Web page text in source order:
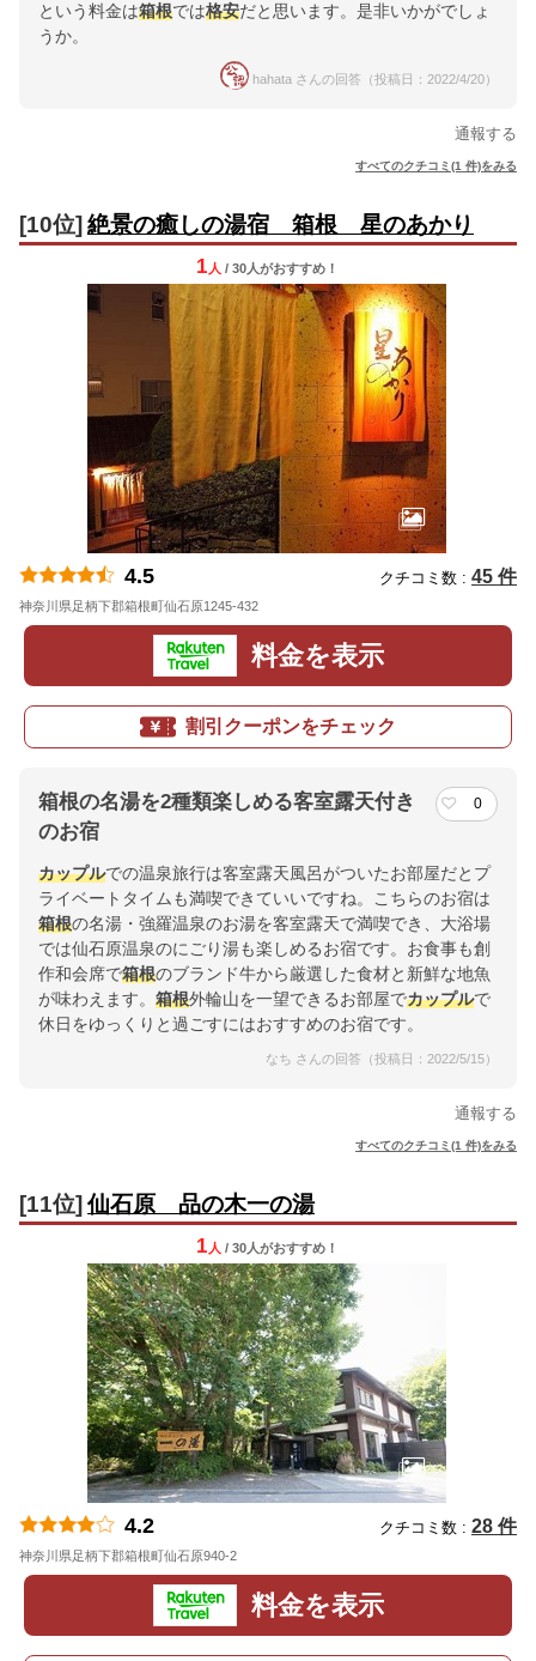
という料金は箱根では格安だと思います。是非いかがでしょ
うか。
hahata さんの回答（投稿日：2022/4/20）
通報する
すべてのクチコミ(1 件)をみる
[10位] 絶景の癒しの湯宿 箱根 星のあかり
1 人 / 30人がおすすめ！
4.5 クチコミ数 : 45 件
神奈川県足柄下郡箱根町仙石原1245-432
料金を表示
割引クーポンをチェック
箱根の名湯を2種類楽しめる客室露天付き
のお宿
0
カップルでの温泉旅行は客室露天風呂がついたお部屋だとプ
ライベートタイムも満喫できていいですね。こちらのお宿は
箱根の名湯・強羅温泉のお湯を客室露天で満喫でき、大浴場
では仙石原温泉のにごり湯も楽しめるお宿です。お食事も創
作和会席で箱根のブランド牛から厳選した食材と新鮮な地魚
が味わえます。 箱根外輪山を一望できるお部屋でカップルで
休日をゆっくりと過ごすにはおすすめのお宿です。
なち さんの回答（投稿日：2022/5/15）
通報する
すべてのクチコミ(1 件)をみる
[11位] 仙石原 品の木一の湯
1 人 / 30人がおすすめ！
4.2 クチコミ数 : 28 件
神奈川県足柄下郡箱根町仙石原940-2
料金を表示